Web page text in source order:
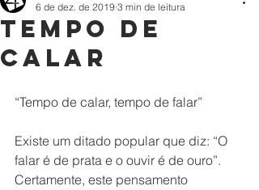
Tempo de
calar
6 de dez. de 2019 3 min de leitura
“Tempo de calar, tempo de falar”
Existe um ditado popular que diz: “O
falar é de prata e o ouvir é de ouro”.
Certamente, este pensamento